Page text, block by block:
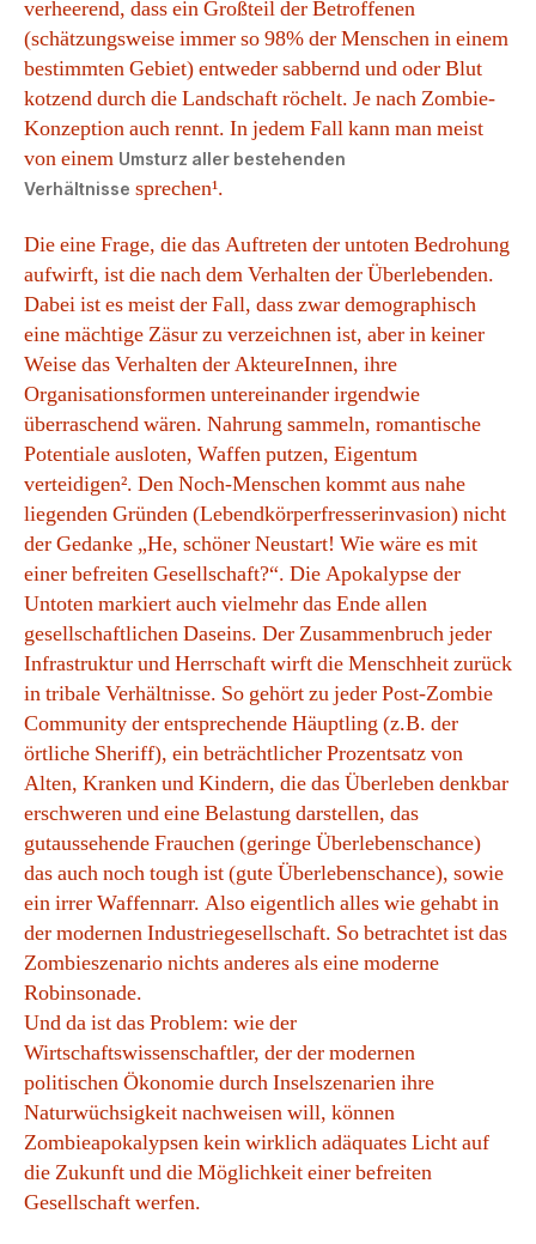
verheerend, dass ein Großteil der Betroffenen
(schätzungsweise immer so 98% der Menschen in einem
bestimmten Gebiet) entweder sabbernd und oder Blut
kotzend durch die Landschaft röchelt. Je nach Zombie-
Konzeption auch rennt. In jedem Fall kann man meist
von einem Umsturz aller bestehenden
Verhältnisse sprechen¹.
Die eine Frage, die das Auftreten der untoten Bedrohung
aufwirft, ist die nach dem Verhalten der Überlebenden.
Dabei ist es meist der Fall, dass zwar demographisch
eine mächtige Zäsur zu verzeichnen ist, aber in keiner
Weise das Verhalten der AkteureInnen, ihre
Organisationsformen untereinander irgendwie
überraschend wären. Nahrung sammeln, romantische
Potentiale ausloten, Waffen putzen, Eigentum
verteidigen². Den Noch-Menschen kommt aus nahe
liegenden Gründen (Lebendkörperfresserinvasion) nicht
der Gedanke „He, schöner Neustart! Wie wäre es mit
einer befreiten Gesellschaft?“. Die Apokalypse der
Untoten markiert auch vielmehr das Ende allen
gesellschaftlichen Daseins. Der Zusammenbruch jeder
Infrastruktur und Herrschaft wirft die Menschheit zurück
in tribale Verhältnisse. So gehört zu jeder Post-Zombie
Community der entsprechende Häuptling (z.B. der
örtliche Sheriff), ein beträchtlicher Prozentsatz von
Alten, Kranken und Kindern, die das Überleben denkbar
erschweren und eine Belastung darstellen, das
gutaussehende Frauchen (geringe Überlebenschance)
das auch noch tough ist (gute Überlebenschance), sowie
ein irrer Waffennarr. Also eigentlich alles wie gehabt in
der modernen Industriegesellschaft. So betrachtet ist das
Zombieszenario nichts anderes als eine moderne
Robinsonade.
Und da ist das Problem: wie der
Wirtschaftswissenschaftler, der der modernen
politischen Ökonomie durch Inselszenarien ihre
Naturwüchsigkeit nachweisen will, können
Zombieapokalypsen kein wirklich adäquates Licht auf
die Zukunft und die Möglichkeit einer befreiten
Gesellschaft werfen.